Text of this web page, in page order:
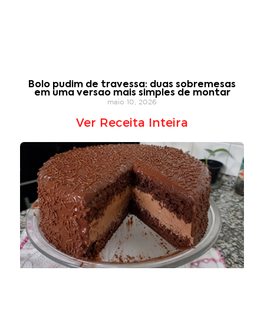
Bolo pudim de travessa: duas sobremesas
em uma versao mais simples de montar
maio 10, 2026
Ver Receita Inteira